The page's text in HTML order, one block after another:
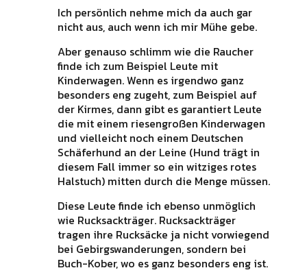
Ich persönlich nehme mich da auch gar
nicht aus, auch wenn ich mir Mühe gebe.
Aber genauso schlimm wie die Raucher
finde ich zum Beispiel Leute mit
Kinderwagen. Wenn es irgendwo ganz
besonders eng zugeht, zum Beispiel auf
der Kirmes, dann gibt es garantiert Leute
die mit einem riesengroßen Kinderwagen
und vielleicht noch einem Deutschen
Schäferhund an der Leine (Hund trägt in
diesem Fall immer so ein witziges rotes
Halstuch) mitten durch die Menge müssen.
Diese Leute finde ich ebenso unmöglich
wie Rucksackträger. Rucksackträger
tragen ihre Rucksäcke ja nicht vorwiegend
bei Gebirgswanderungen, sondern bei
Buch-Kober, wo es ganz besonders eng ist.